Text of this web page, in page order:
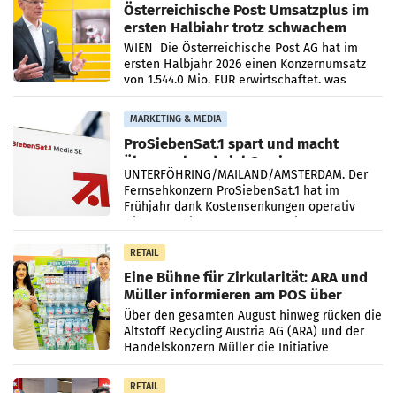
Österreichische Post: Umsatzplus im
ersten Halbjahr trotz schwachem
Briefgeschäft
WIEN Die Österreichische Post AG hat im
ersten Halbjahr 2026 einen Konzernumsatz
von 1.544,0 Mio. EUR erwirtschaftet, was
einem Plus von 3,8 Prozent gegenüber dem
Vergleichszeitraum
MARKETING & MEDIA
ProSiebenSat.1 spart und macht
überraschend viel Gewinn
UNTERFÖHRING/MAILAND/AMSTERDAM. Der
Fernsehkonzern ProSiebenSat.1 hat im
Frühjahr dank Kostensenkungen operativ
RETAIL
Eine Bühne für Zirkularität: ARA und
Müller informieren am POS über
Kreislauffähigkeit
Über den gesamten August hinweg rücken die
Altstoff Recycling Austria AG (ARA) und der
Handelskonzern Müller die Initiative
„Kreislauf-Helden“ in allen österreichischen
Müller-Filialen
RETAIL